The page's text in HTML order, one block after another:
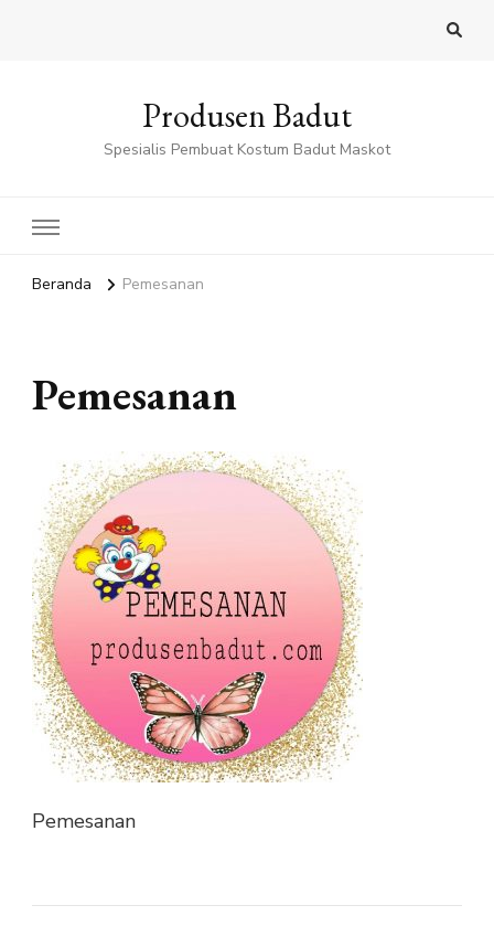
Produsen Badut
Spesialis Pembuat Kostum Badut Maskot
Beranda Pemesanan
Pemesanan
Pemesanan